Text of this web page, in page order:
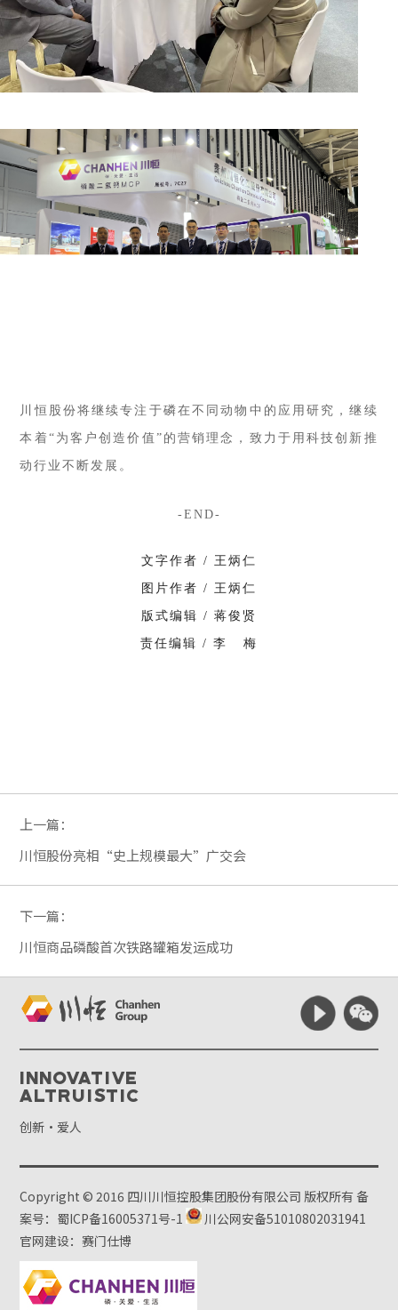
川恒股份将继续专注于磷在不同动物 中的应用研究，继续
本着 “为 客户创造价值”的营销理念，致力于用科技创新推
动行业不断发展。
-END-
文字作者 / 王炳仁
图片作者 / 王炳仁
版式编辑 / 蒋俊贤
责任编辑 / 李 梅
上一篇：
川恒股份亮相“史上规模最大”广交会
下一篇：
川恒商品磷酸首次铁路罐箱发运成功
Innovative
Altruistic
创新·爱人
Copyright © 2016 四川川恒控股集团股份有限公司 版权所有备
案号：蜀ICP备16005371号-1
川公网安备51010802031941
官网建设：赛门仕博